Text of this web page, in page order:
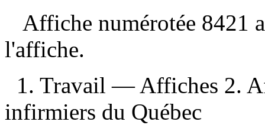
Affiche numérotée 8421
l'affiche.
1. Travail — Affiches 2.
infirmiers du Québec